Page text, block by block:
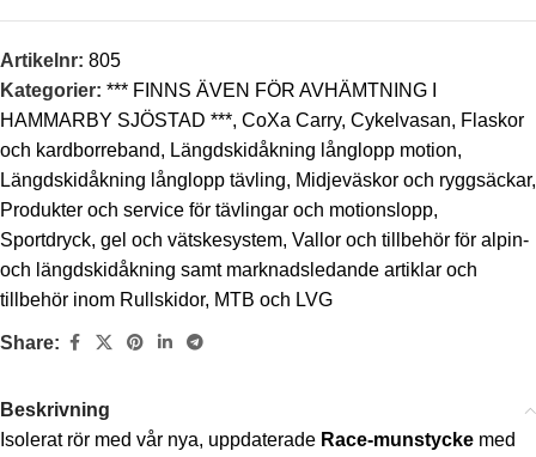
Artikelnr: 805
Kategorier: *** FINNS ÄVEN FÖR AVHÄMTNING I
HAMMARBY SJÖSTAD ***, CoXa Carry, Cykelvasan, Flaskor
och kardborreband, Längdskidåkning långlopp motion,
Längdskidåkning långlopp tävling, Midjeväskor och ryggsäckar,
Produkter och service för tävlingar och motionslopp,
Sportdryck, gel och vätskesystem, Vallor och tillbehör för alpin-
och längdskidåkning samt marknadsledande artiklar och
tillbehör inom Rullskidor, MTB och LVG
Share:
Beskrivning
Isolerat rör med vår nya, uppdaterade Race-munstycke med